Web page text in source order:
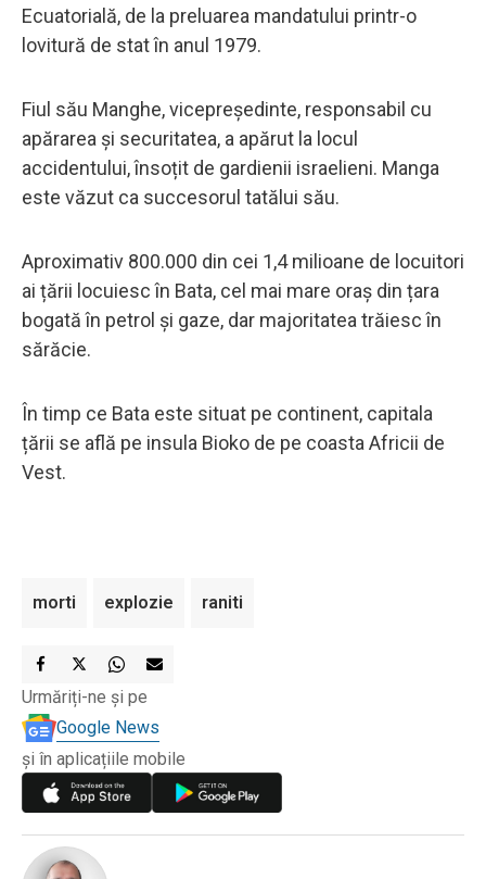
Ecuatorială, de la preluarea mandatului printr-o
lovitură de stat în anul 1979.
Fiul său Manghe, vicepreședinte, responsabil cu
apărarea și securitatea, a apărut la locul
accidentului, însoțit de gardienii israelieni. Manga
este văzut ca succesorul tatălui său.
Aproximativ 800.000 din cei 1,4 milioane de locuitori
ai țării locuiesc în Bata, cel mai mare oraș din țara
bogată în petrol și gaze, dar majoritatea trăiesc în
sărăcie.
În timp ce Bata este situat pe continent, capitala
țării se află pe insula Bioko de pe coasta Africii de
Vest.
morti explozie raniti
Urmăriți-ne și pe
Google News
și în aplicațiile mobile